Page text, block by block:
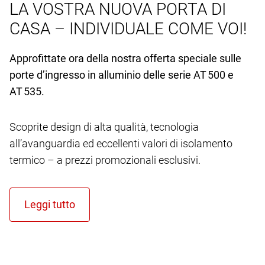
LA VOSTRA NUOVA PORTA DI
CASA – INDIVIDUALE COME VOI!
Approfittate ora della nostra offerta speciale sulle
porte d’ingresso in alluminio delle serie AT 500 e
AT 535.
Scoprite design di alta qualità, tecnologia
all’avanguardia ed eccellenti valori di isolamento
termico – a prezzi promozionali esclusivi.